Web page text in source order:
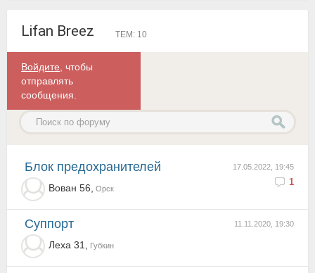
Lifan Breez ТЕМ: 10
Войдите , чтобы
отправлять
сообщения.
17.05.2022, 19:45
1
блок предохранителей
Вован 56, Орск
11.11.2020, 19:30
суппорт
Леха 31, Губкин